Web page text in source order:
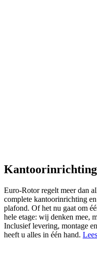
Kantoorinrichting
Euro-Rotor regelt meer dan
complete kantoorinrichting
plafond. Of het nu gaat om
hele etage: wij denken mee,
Inclusief levering, montage
heeft u alles in één hand.